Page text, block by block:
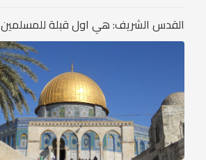
القدس الشريف: هي اول قبلة للمسلمين